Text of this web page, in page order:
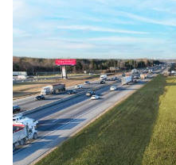
hạng IP:
sau:
Tần số
làm
tươi:
Loại cài
đặt: